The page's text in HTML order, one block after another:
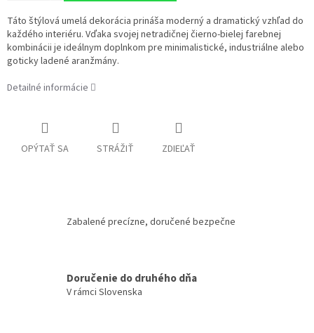
Táto štýlová umelá dekorácia prináša moderný a dramatický vzhľad do
každého interiéru. Vďaka svojej netradičnej čierno-bielej farebnej
kombinácii je ideálnym doplnkom pre minimalistické, industriálne alebo
goticky ladené aranžmány.
Detailné informácie
OPÝTAŤ SA STRÁŽIŤ ZDIEĽAŤ
Zabalené precízne, doručené bezpečne
Doručenie do druhého dňa
V rámci Slovenska